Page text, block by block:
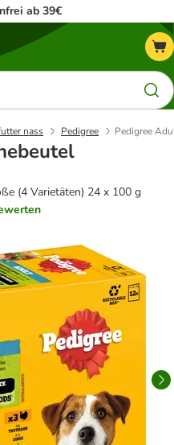
ab 39€
nass Pedigree Pedigree
(4 Varietäten) 24 x 100 g